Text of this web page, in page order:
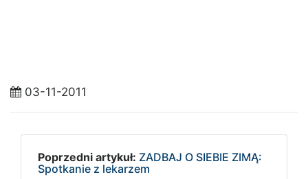
03-11-2011
Poprzedni artykuł: ZADBAJ O SIEBIE ZIMĄ:
Spotkanie z lekarzem